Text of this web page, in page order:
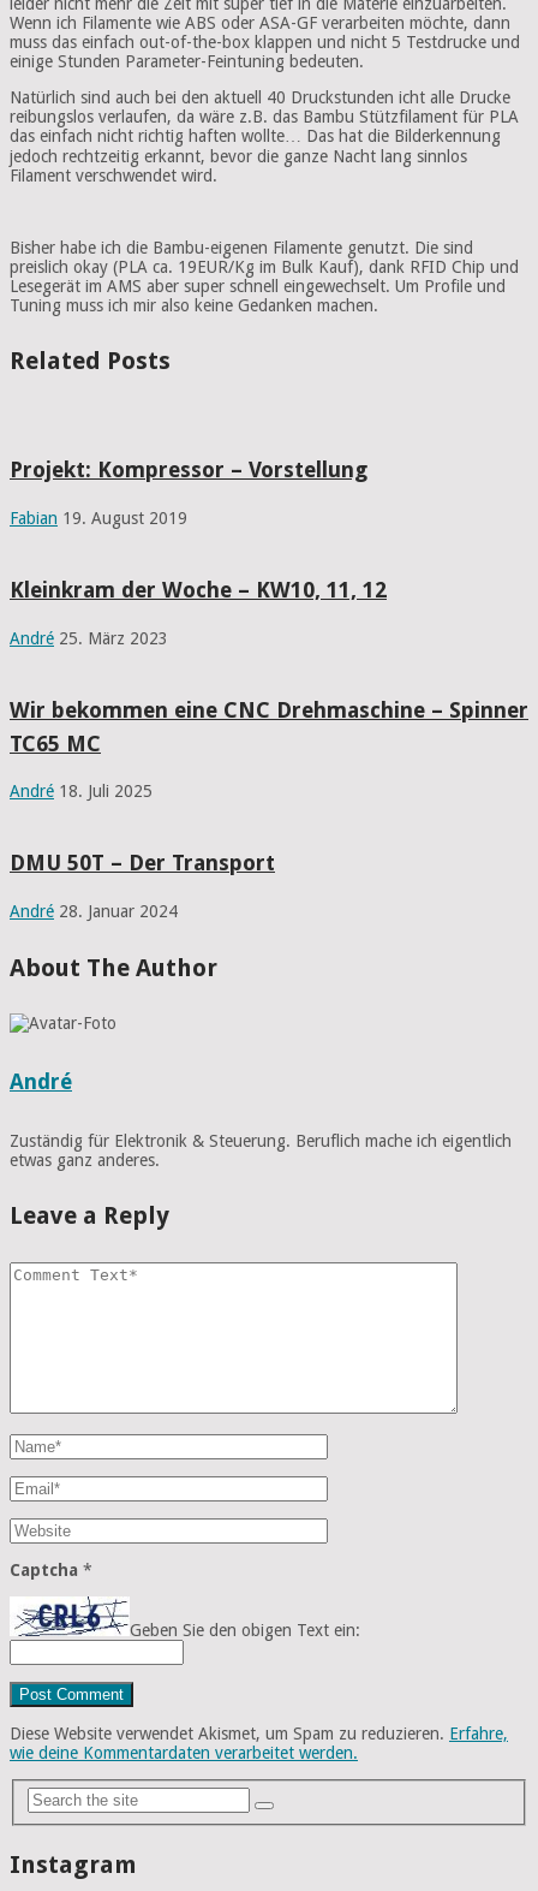
Wenn ich Filamente wie ABS oder ASA-GF verarbeiten möchte, dann
muss das einfach out-of-the-box klappen und nicht 5 Testdrucke und
einige Stunden Parameter-Feintuning bedeuten.
Natürlich sind auch bei den aktuell 40 Druckstunden icht alle Drucke
reibungslos verlaufen, da wäre z.B. das Bambu Stützfilament für PLA
das einfach nicht richtig haften wollte… Das hat die Bilderkennung
jedoch rechtzeitig erkannt, bevor die ganze Nacht lang sinnlos
Filament verschwendet wird.
Bisher habe ich die Bambu-eigenen Filamente genutzt. Die sind
preislich okay (PLA ca. 19EUR/Kg im Bulk Kauf), dank RFID Chip und
Lesegerät im AMS aber super schnell eingewechselt. Um Profile und
Tuning muss ich mir also keine Gedanken machen.
Related Posts
Projekt: Kompressor – Vorstellung
Fabian 19. August 2019
Kleinkram der Woche – KW10, 11, 12
André 25. März 2023
Wir bekommen eine CNC Drehmaschine – Spinner
TC65 MC
André 18. Juli 2025
DMU 50T – Der Transport
André 28. Januar 2024
About The Author
André
Zuständig für Elektronik & Steuerung. Beruflich mache ich eigentlich
etwas ganz anderes.
Leave a Reply
Captcha *
Geben Sie den obigen Text ein:
Diese Website verwendet Akismet, um Spam zu reduzieren. Erfahre,
wie deine Kommentardaten verarbeitet werden.
Instagram